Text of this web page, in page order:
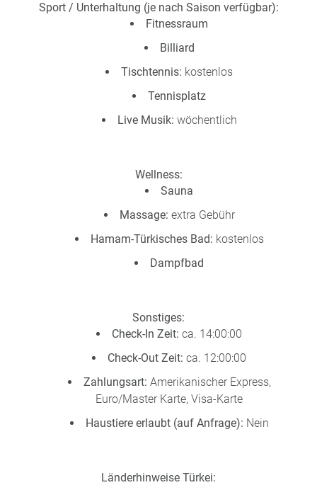
Sport / Unterhaltung (je nach Saison verfügbar):
Fitnessraum
Billiard
Tischtennis: kostenlos
Tennisplatz
Live Musik: wöchentlich
Wellness:
Sauna
Massage: extra Gebühr
Hamam-Türkisches Bad: kostenlos
Dampfbad
Sonstiges:
Check-In Zeit: ca. 14:00:00
Check-Out Zeit: ca. 12:00:00
Zahlungsart: Amerikanischer Express,
Euro/Master Karte, Visa-Karte
Haustiere erlaubt (auf Anfrage): Nein
Länderhinweise Türkei: